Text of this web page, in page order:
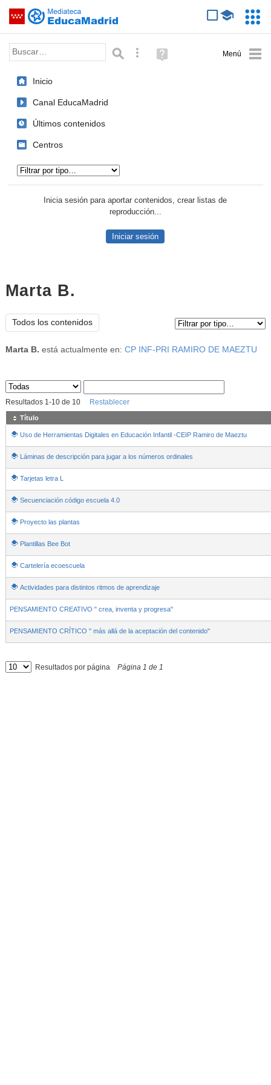
Saltar navegación
Palabra o frase: Búsqueda avanzada
Ayuda
(en
Inicio
Canal EducaMadrid
Últimos contenidos
Centros
Inicia sesión para aportar contenidos, crear listas de
reproducción...
Iniciar sesión
Marta B.
Todos los contenidos
Marta B. está actualmente en: CP INF-PRI RAMIRO DE MAEZTU
Sus archivos
Resultados 1-10de 10 Restablecer
Título
Uso de Herramientas Digitales en Educación Infantil -CEIP Ramiro de Maeztu
Láminas de descripción para jugar a los números ordinales
Tarjetas letra L
Secuenciación código escuela 4.0
Proyecto las plantas
Plantillas Bee Bot
Cartelería ecoescuela
Actividades para distintos ritmos de aprendizaje
PENSAMIENTO CREATIVO " crea, inventa y progresa"
PENSAMIENTO CRÍTICO " más allá de la aceptación del contenido"
Resultados por página Página 1 de 1